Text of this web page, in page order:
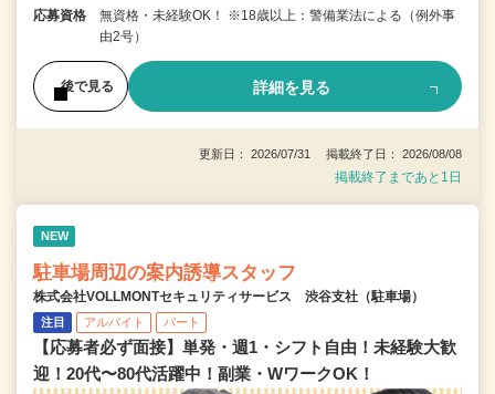
応募資格
無資格・未経験OK！ ※18歳以上：警備業法による（例外事
由2号）
後で見る 詳細を見る
更新日： 2026/07/31 掲載終了日： 2026/08/08
掲載終了まであと1日
NEW
駐車場周辺の案内誘導スタッフ
株式会社VOLLMONTセキュリティサービス 渋谷支社（駐車場）
注目 アルバイト パート
【応募者必ず面接】単発・週1・シフト自由！未経験大歓
迎！20代〜80代活躍中！副業・WワークOK！